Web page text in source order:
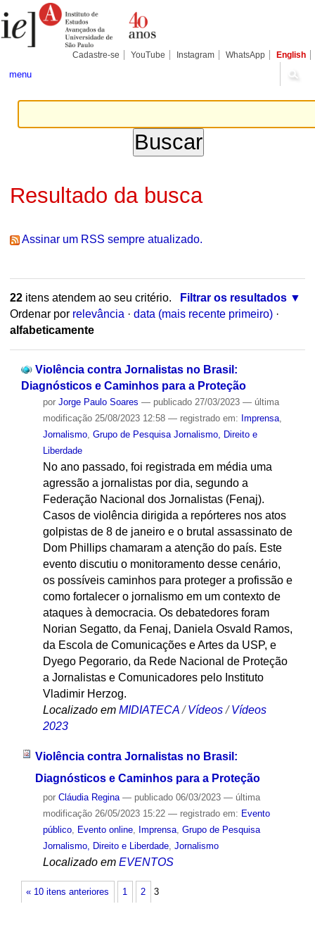
para
conteúdo.
Pessoais
Cadastre-se YouTube Instagram WhatsApp English
menu
Resultado da busca
Assinar um RSS sempre atualizado.
22itens atendem ao seu critério.
Filtrar os resultados
Ordenar por relevância · data (mais recente primeiro) ·
alfabeticamente
Violência contra Jornalistas no Brasil:
Diagnósticos e Caminhos para a Proteção
por Jorge Paulo Soares — publicado27/03/2023 — última
modificação25/08/2023 12:58 — registrado em: Imprensa,
Jornalismo, Grupo de Pesquisa Jornalismo, Direito e
Liberdade
No ano passado, foi registrada em média uma
agressão a jornalistas por dia, segundo a
Federação Nacional dos Jornalistas (Fenaj).
Casos de violência dirigida a repórteres nos atos
golpistas de 8 de janeiro e o brutal assassinato de
Dom Phillips chamaram a atenção do país. Este
evento discutiu o monitoramento desse cenário,
os possíveis caminhos para proteger a profissão e
como fortalecer o jornalismo em um contexto de
ataques à democracia. Os debatedores foram
Norian Segatto, da Fenaj, Daniela Osvald Ramos,
da Escola de Comunicações e Artes da USP, e
Dyego Pegorario, da Rede Nacional de Proteção
a Jornalistas e Comunicadores pelo Instituto
Vladimir Herzog.
Localizado em MIDIATECA /Vídeos /Vídeos
2023
Violência contra Jornalistas no Brasil:
Diagnósticos e Caminhos para a Proteção
por Cláudia Regina — publicado06/03/2023 — última
modificação26/05/2023 15:22 — registrado em: Evento
público, Evento online, Imprensa, Grupo de Pesquisa
Jornalismo, Direito e Liberdade, Jornalismo
Localizado em EVENTOS
« 10 itens anteriores 1 2 3